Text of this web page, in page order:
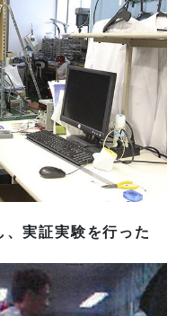
、実証実験を行った